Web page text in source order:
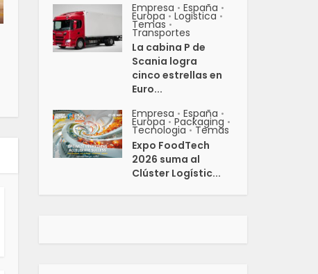
Empresa • España •
Europa • Logistica •
Temas •
Transportes
La cabina P de
Scania logra
cinco estrellas en
Euro...
Empresa • España •
Europa • Packaging •
Tecnologia • Temas
Expo FoodTech
2026 suma al
Clúster Logístic...